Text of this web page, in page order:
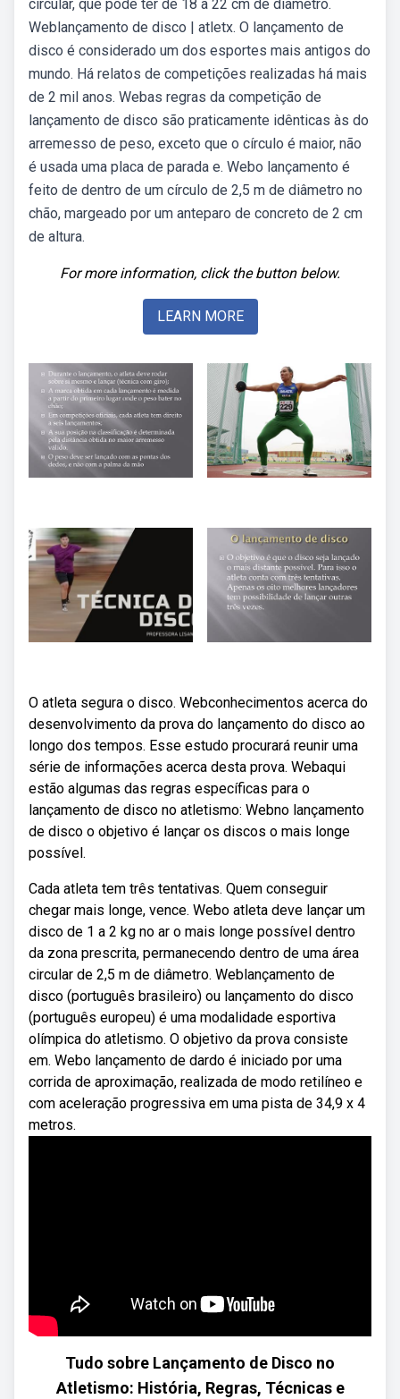
circular, que pode ter de 18 a 22 cm de diâmetro.
Weblançamento de disco | atletx. O lançamento de
disco é considerado um dos esportes mais antigos do
mundo. Há relatos de competições realizadas há mais
de 2 mil anos. Webas regras da competição de
lançamento de disco são praticamente idênticas às do
arremesso de peso, exceto que o círculo é maior, não
é usada uma placa de parada e. Webo lançamento é
feito de dentro de um círculo de 2,5 m de diâmetro no
chão, margeado por um anteparo de concreto de 2 cm
de altura.
For more information, click the button below.
LEARN MORE
O atleta segura o disco. Webconhecimentos acerca do
desenvolvimento da prova do lançamento do disco ao
longo dos tempos. Esse estudo procurará reunir uma
série de informações acerca desta prova. Webaqui
estão algumas das regras específicas para o
lançamento de disco no atletismo: Webno lançamento
de disco o objetivo é lançar os discos o mais longe
possível.
Cada atleta tem três tentativas. Quem conseguir
chegar mais longe, vence. Webo atleta deve lançar um
disco de 1 a 2 kg no ar o mais longe possível dentro
da zona prescrita, permanecendo dentro de uma área
circular de 2,5 m de diâmetro. Weblançamento de
disco (português brasileiro) ou lançamento do disco
(português europeu) é uma modalidade esportiva
olímpica do atletismo. O objetivo da prova consiste
em. Webo lançamento de dardo é iniciado por uma
corrida de aproximação, realizada de modo retilíneo e
com aceleração progressiva em uma pista de 34,9 x 4
metros.
Tudo sobre Lançamento de Disco no
Atletismo: História, Regras, Técnicas e